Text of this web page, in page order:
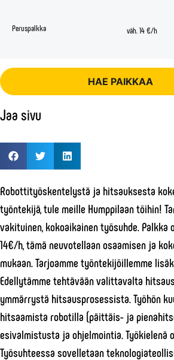
Peruspalkka väh. 14 €/h
HAE PAIKKAA
Jaa sivu
Robottityöskentelystä ja hitsauksesta
työntekijä, tule meille Humppilaan töihin!
vakituinen, kokoaikainen työsuhde. Palkka
14€/h, tämä neuvotellaan osaamisen ja
mukaan. Tarjoamme työntekijöillemme
Edellytämme tehtävään valittavalta
ymmärrystä hitsausprosessista. Työhön
hitsaamista robotilla (päittäis- ja
esivalmistusta ja ohjelmointia. Työkielenä
Työsuhteessa sovelletaan